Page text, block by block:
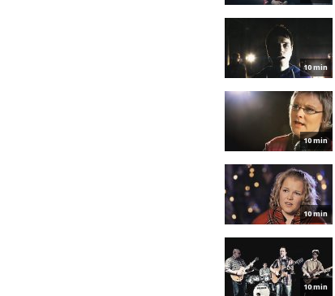
10 min
10 min
10 min
10 min